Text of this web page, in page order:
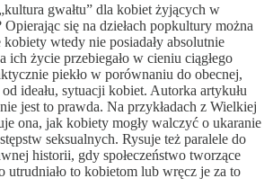
gwałtu” dla kobiet żyjących w
się na dziełach popkultury można
kobiety wtedy nie posiadały absolutnie
ich życie przebiegało w cieniu ciągłego
piekło w porównaniu do obecnej,
ideału, sytuacji kobiet. Autorka artykułu
jest to prawda. Na przykładach z Wielkiej
ona, jak kobiety mogły walczyć o ukaranie
seksualnych. Rysuje też paralele do
historii, gdy społeczeństwo tworzące
utrudniało to kobietom lub wręcz je za to